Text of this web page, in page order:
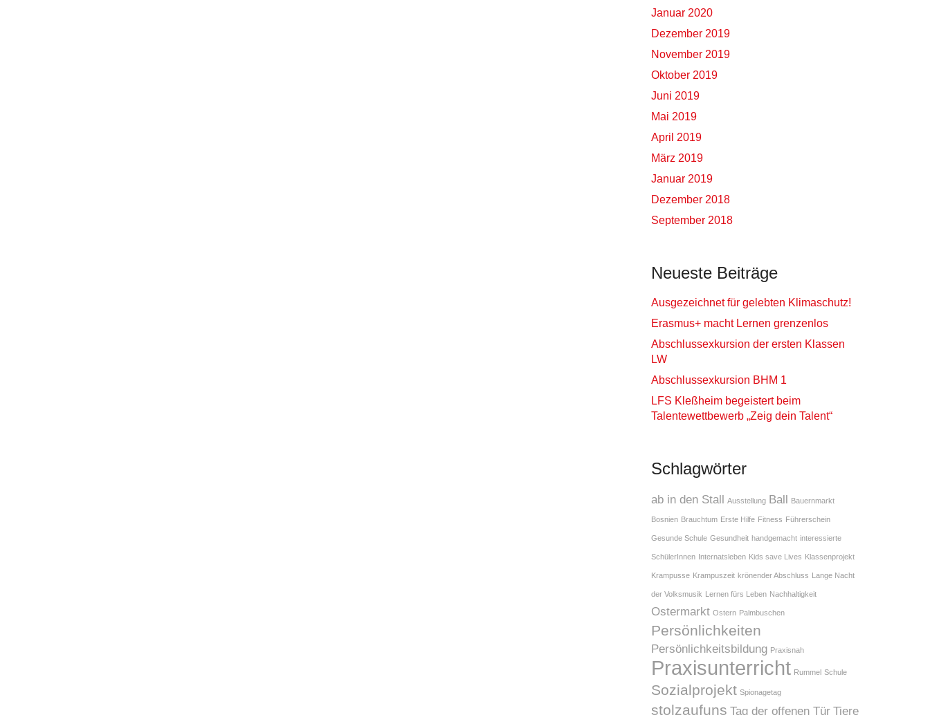
Januar 2020
Dezember 2019
November 2019
Oktober 2019
Juni 2019
Mai 2019
April 2019
März 2019
Januar 2019
Dezember 2018
September 2018
Neueste Beiträge
Ausgezeichnet für gelebten Klimaschutz!
Erasmus+ macht Lernen grenzenlos
Abschlussexkursion der ersten Klassen
LW
Abschlussexkursion BHM 1
LFS Kleßheim begeistert beim
Talentewettbewerb „Zeig dein Talent“
Schlagwörter
ab in den Stall Ausstellung Ball Bauernmarkt
Bosnien Brauchtum Erste Hilfe Fitness Führerschein
Gesunde Schule Gesundheit handgemacht interessierte
SchülerInnen Internatsleben Kids save Lives Klassenprojekt
Krampusse Krampuszeit krönender Abschluss Lange Nacht
der Volksmusik Lernen fürs Leben Nachhaltigkeit
Ostermarkt Ostern Palmbuschen
Persönlichkeiten
Persönlichkeitsbildung Praxisnah
Praxisunterricht Rummel Schule
Sozialprojekt Spionagetag
stolzaufuns Tag der offenen Tür Tiere